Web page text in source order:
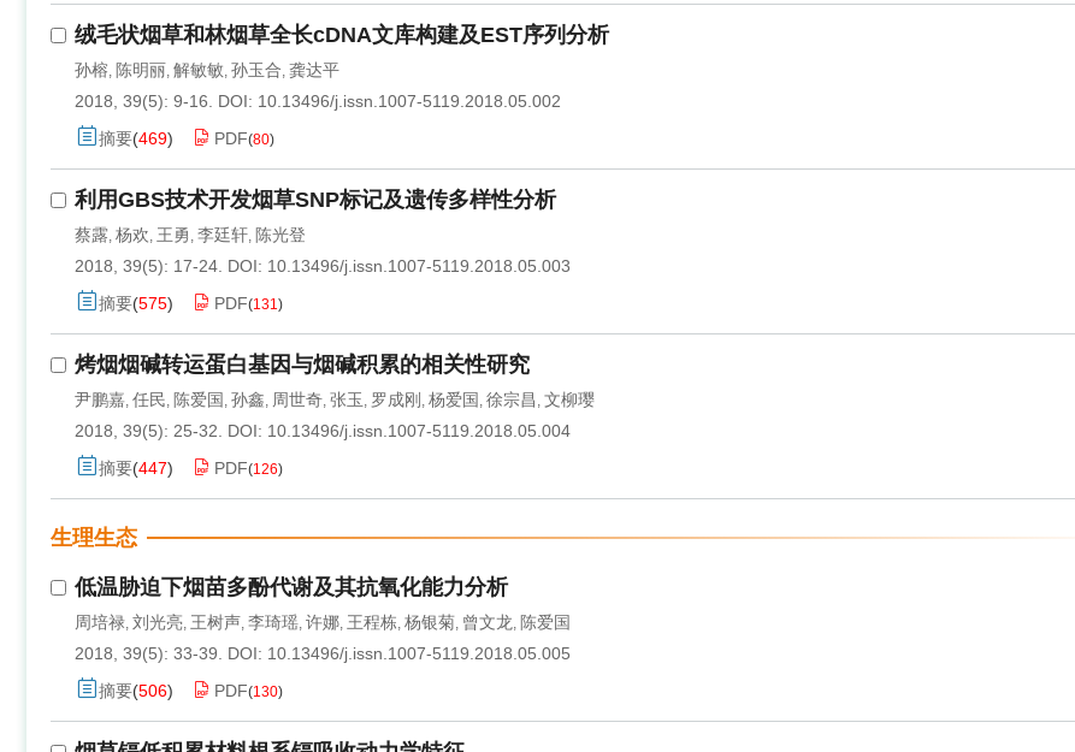
绒毛状烟草和林烟草全长cDNA文库构建及EST序列分析
孙榕, 陈明丽, 解敏敏, 孙玉合, 龚达平
2018, 39(5): 9-16.
DOI: 10.13496/j.issn.1007-5119.2018.05.002
摘要(469) PDF(80)
利用GBS技术开发烟草SNP标记及遗传多样性分析
蔡露, 杨欢, 王勇 , 李廷轩, 陈光登
2018, 39(5): 17-24. DOI: 10.13496/j.issn.1007-5119.2018.05.003
摘要(575) PDF(131)
烤烟烟碱转运蛋白基因与烟碱积累的相关性研究
尹鹏嘉, 任民, 陈爱国 , 孙鑫, 周世奇, 张玉 , 罗成刚 , 杨爱国 , 徐宗昌 , 文柳璎
2018, 39(5): 25-32.
DOI: 10.13496/j.issn.1007-5119.2018.05.004
摘要(447) PDF(126)
生理生态
低温胁迫下烟苗多酚代谢及其抗氧化能力分析
周培禄, 刘光亮, 王树声, 李琦瑶, 许娜, 王程栋, 杨银菊, 曾文龙, 陈爱国
2018, 39(5): 33-39.
DOI: 10.13496/j.issn.1007-5119.2018.05.005
摘要(506) PDF(130)